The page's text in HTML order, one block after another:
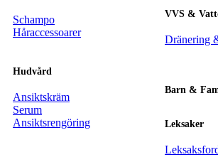
Schampo
Håraccessoarer
Hudvård
Ansiktskräm
Serum
Ansiktsrengöring
VVS &
Dränering
Barn &
Leksaker